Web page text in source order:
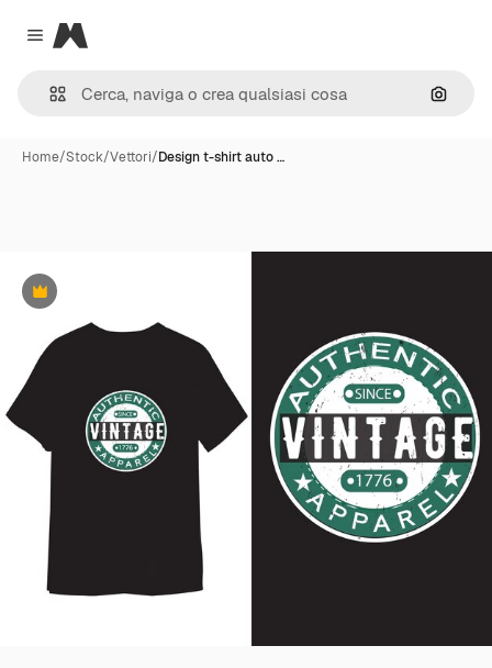
Close menu
Magnific
Cerca
Home/Stock/Vettori/Design t-shirt auto …
Premium